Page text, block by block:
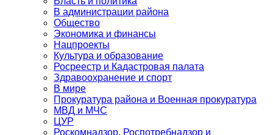
В администрации района
Общество
Экономика и финансы
Нацпроекты
Культура и образование
Росреестр и Кадастровая палата
Здравоохранение и спорт
В мире
Прокуратура района и Военная прокуратура
МВД и МЧС
ЦУР
Роскомнадзор, Роспотребнадзор и